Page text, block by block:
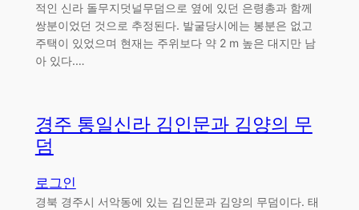
적인 신라 돌무지덧널무덤으로 옆에 있던 은령총과 함께
쌍분이었던 것으로 추정된다. 발굴당시에는 봉분은 없고
주택이 있었으며 현재는 주위보다 약 2 m 높은 대지만 남
아 있다.…
경주 통일신라 김인문과 김양의 무
덤
로그인
경북 경주시 서악동에 있는 김인문과 김양의 무덤이다. 태